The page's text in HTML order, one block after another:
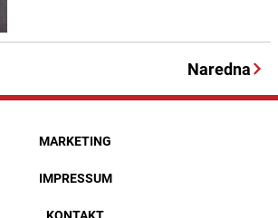
Naredna
MARKETING
IMPRESSUM